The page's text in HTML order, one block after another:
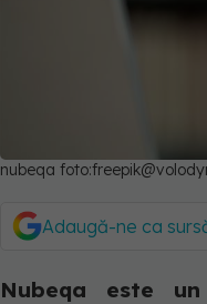
nubeqa
Adaugă-ne ca
Nubeqa este